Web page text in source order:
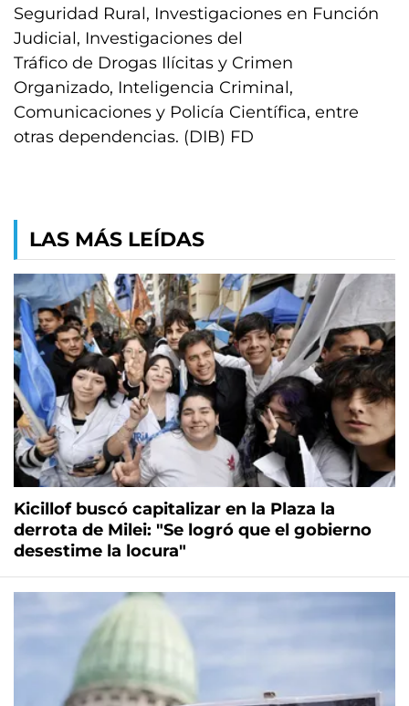
Seguridad Rural, Investigaciones en Función
Judicial, Investigaciones del
Tráfico de Drogas Ilícitas y Crimen
Organizado, Inteligencia Criminal,
Comunicaciones y Policía Científica, entre
otras dependencias. (DIB) FD
LAS MÁS LEÍDAS
Kicillof buscó capitalizar en la Plaza la
derrota de Milei: "Se logró que el gobierno
desestime la locura"